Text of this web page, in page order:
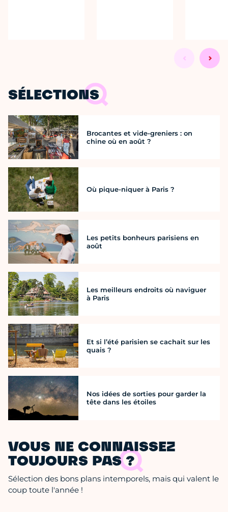
SÉLECTIONS
Brocantes et vide-greniers : on
chine où en août ?
Où pique-niquer à Paris ?
Les petits bonheurs parisiens en
août
Les meilleurs endroits où naviguer
à Paris
Et si l’été parisien se cachait sur les
quais ?
Nos idées de sorties pour garder la
tête dans les étoiles
VOUS NE CONNAISSEZ
TOUJOURS PAS ?
Sélection des bons plans intemporels, mais qui valent le
coup toute l'année !